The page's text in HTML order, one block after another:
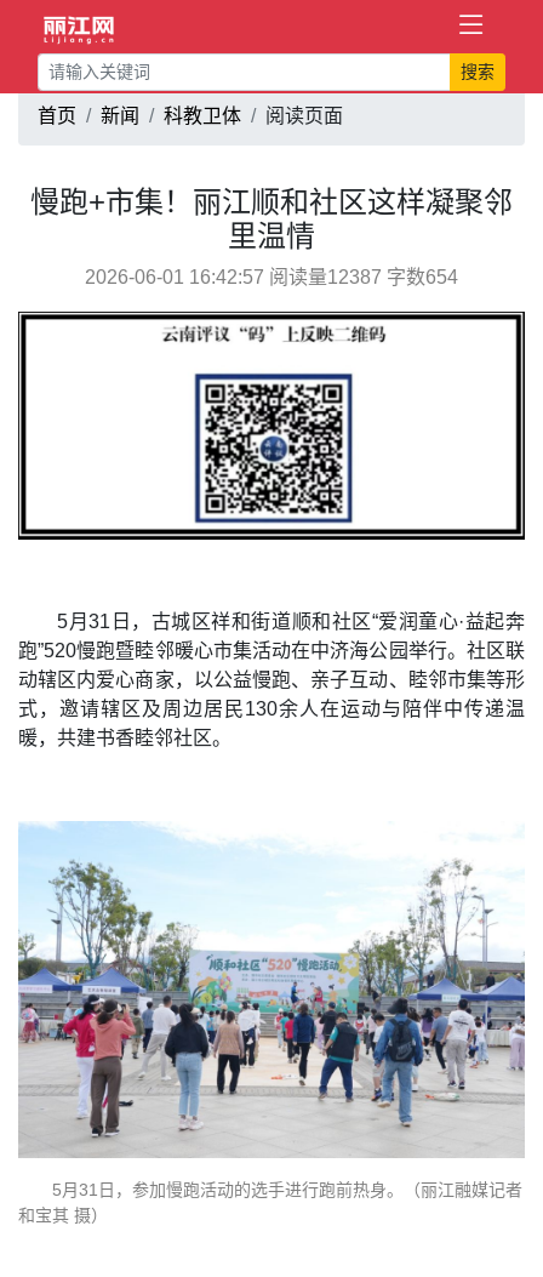
搜索
首页 新闻 科教卫体 阅读页面
慢跑+市集！丽江顺和社区这样凝聚邻
里温情
2026-06-01 16:42:57 阅读量12387 字数654
5月31日，古城区祥和街道顺和社区“爱润童心·益起奔
跑”520慢跑暨睦邻暖心市集活动在中济海公园举行。社区联
动辖区内爱心商家，以公益慢跑、亲子互动、睦邻市集等形
式，邀请辖区及周边居民130余人在运动与陪伴中传递温
暖，共建书香睦邻社区。
5月31日，参加慢跑活动的选手进行跑前热身。（丽江融媒记者
和宝其 摄）